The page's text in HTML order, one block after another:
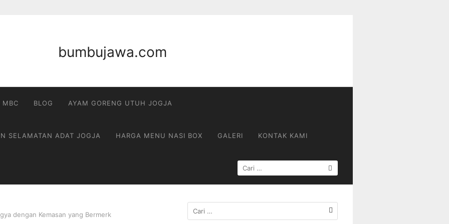
bumbujawa.com
MBC BLOG AYAM GORENG UTUH JOGJA
SELAMATAN ADAT JOGJA HARGA MENU NASI BOX GALERI KONTAK KAMI
CARI
UNTUK:
dengan Kemasan yang Bermerk
Cari
untuk: